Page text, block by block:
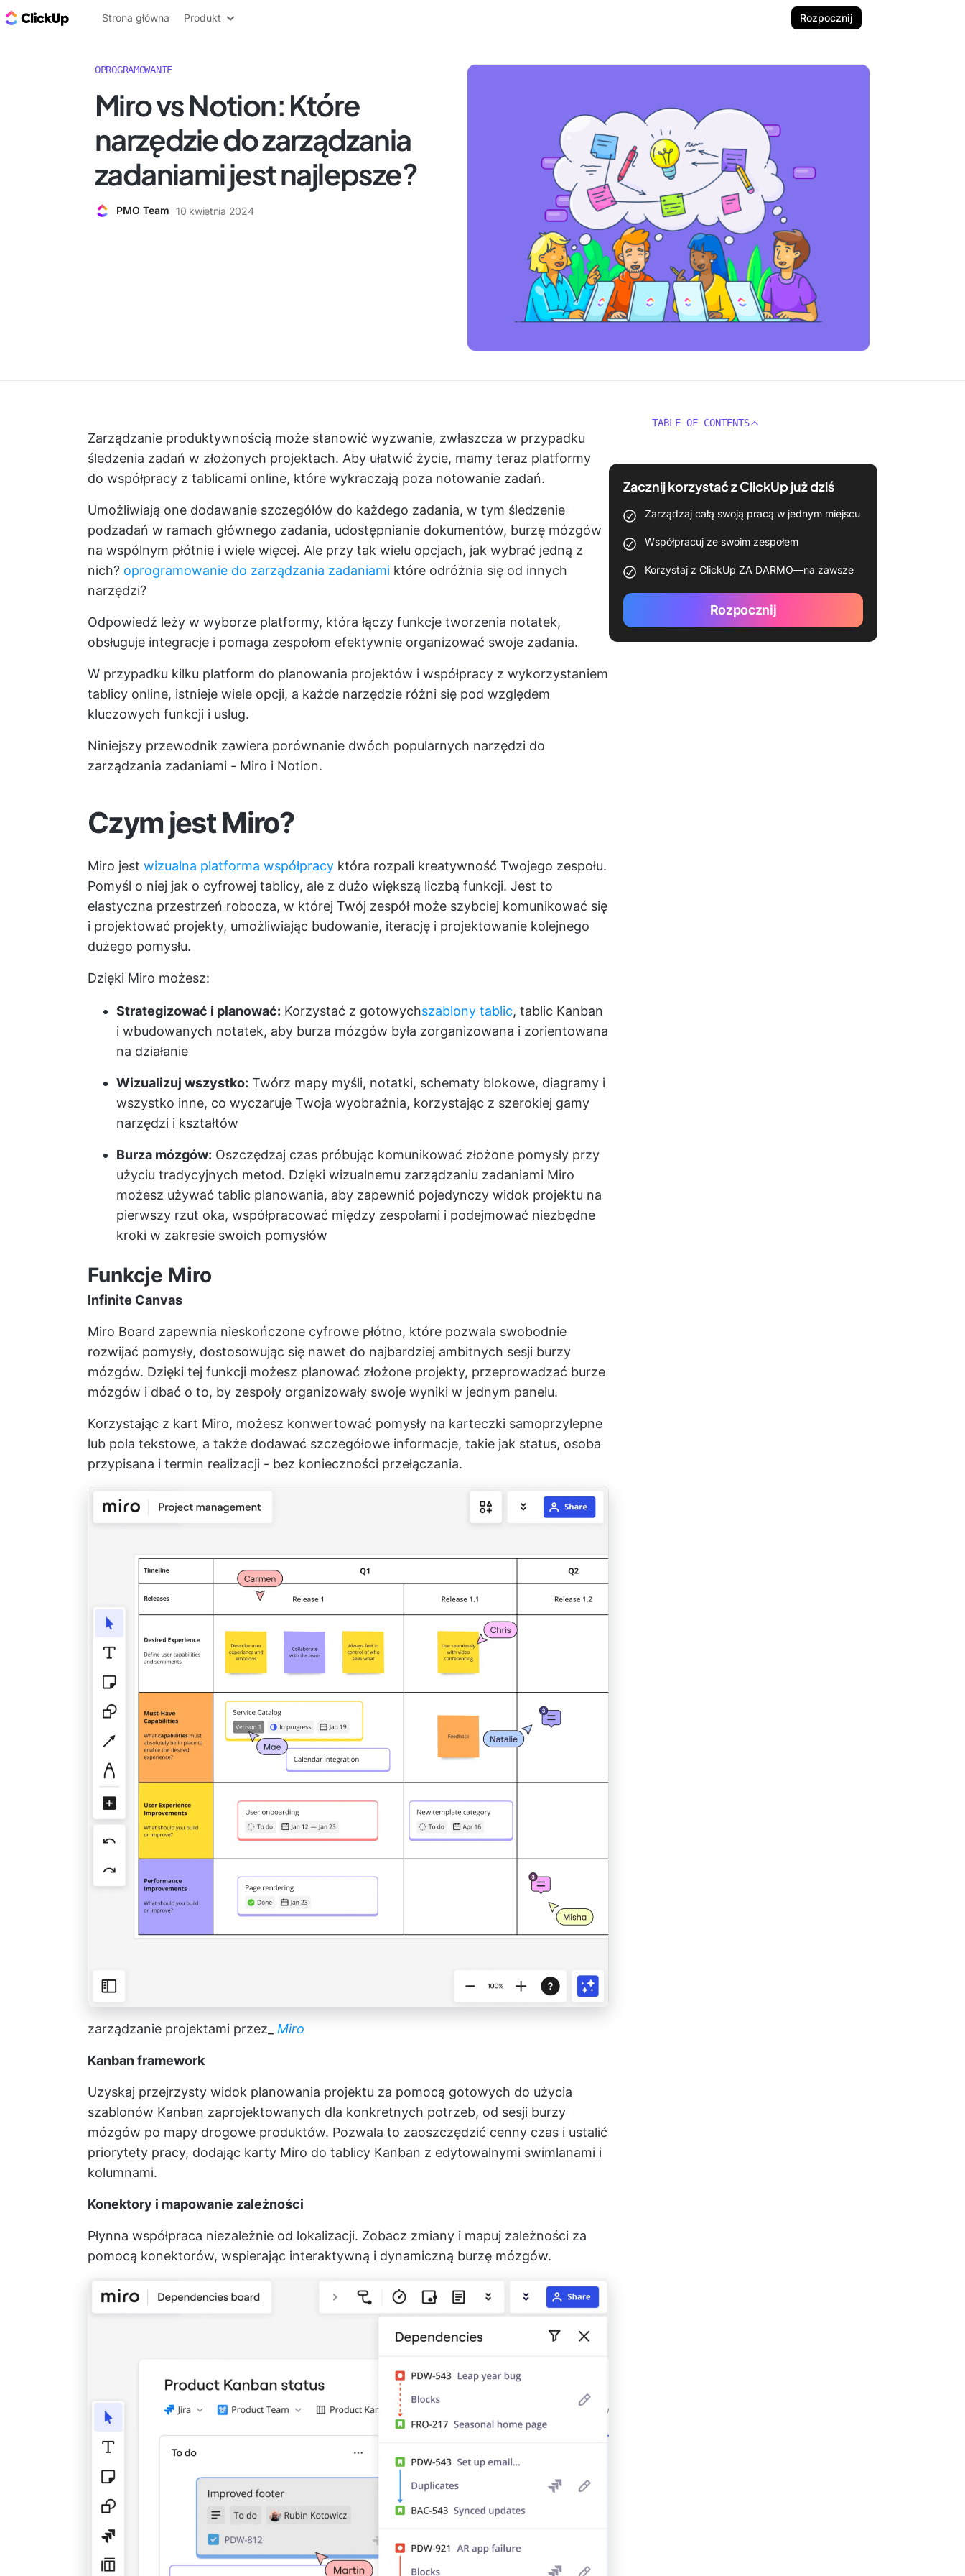
ClickUp Blog
Strona główna Produkt Rozpocznij
OPROGRAMOWANIE
Miro vs Notion: Które
narzędzie do zarządzania
zadaniami jest najlepsze?
PMO Team 10 kwietnia 2024
Zarządzanie produktywnością może stanowić wyzwanie, zwłaszcza w przypadku
śledzenia zadań w złożonych projektach. Aby ułatwić życie, mamy teraz platformy
do współpracy z tablicami online, które wykraczają poza notowanie zadań.
Umożliwiają one dodawanie szczegółów do każdego zadania, w tym śledzenie
podzadań w ramach głównego zadania, udostępnianie dokumentów, burzę mózgów
na wspólnym płótnie i wiele więcej. Ale przy tak wielu opcjach, jak wybrać jedną z
nich? oprogramowanie do zarządzania zadaniami które odróżnia się od innych
narzędzi?
Odpowiedź leży w wyborze platformy, która łączy funkcje tworzenia notatek,
obsługuje integracje i pomaga zespołom efektywnie organizować swoje zadania.
W przypadku kilku platform do planowania projektów i współpracy z wykorzystaniem
tablicy online, istnieje wiele opcji, a każde narzędzie różni się pod względem
kluczowych funkcji i usług.
Niniejszy przewodnik zawiera porównanie dwóch popularnych narzędzi do
zarządzania zadaniami - Miro i Notion.
Czym jest Miro?
Miro jest wizualna platforma współpracy która rozpali kreatywność Twojego zespołu.
Pomyśl o niej jak o cyfrowej tablicy, ale z dużo większą liczbą funkcji. Jest to
elastyczna przestrzeń robocza, w której Twój zespół może szybciej komunikować się
i projektować projekty, umożliwiając budowanie, iterację i projektowanie kolejnego
dużego pomysłu.
Dzięki Miro możesz:
Strategizować i planować: Korzystać z gotowychszablony tablic, tablic Kanban
i wbudowanych notatek, aby burza mózgów była zorganizowana i zorientowana
na działanie
Wizualizuj wszystko: Twórz mapy myśli, notatki, schematy blokowe, diagramy i
wszystko inne, co wyczaruje Twoja wyobraźnia, korzystając z szerokiej gamy
narzędzi i kształtów
Burza mózgów: Oszczędzaj czas próbując komunikować złożone pomysły przy
użyciu tradycyjnych metod. Dzięki wizualnemu zarządzaniu zadaniami Miro
możesz używać tablic planowania, aby zapewnić pojedynczy widok projektu na
pierwszy rzut oka, współpracować między zespołami i podejmować niezbędne
kroki w zakresie swoich pomysłów
Funkcje Miro
Infinite Canvas
Miro Board zapewnia nieskończone cyfrowe płótno, które pozwala swobodnie
rozwijać pomysły, dostosowując się nawet do najbardziej ambitnych sesji burzy
mózgów. Dzięki tej funkcji możesz planować złożone projekty, przeprowadzać burze
mózgów i dbać o to, by zespoły organizowały swoje wyniki w jednym panelu.
Korzystając z kart Miro, możesz konwertować pomysły na karteczki samoprzylepne
lub pola tekstowe, a także dodawać szczegółowe informacje, takie jak status, osoba
przypisana i termin realizacji - bez konieczności przełączania.
zarządzanie projektami przez_ Miro
Kanban framework
Uzyskaj przejrzysty widok planowania projektu za pomocą gotowych do użycia
szablonów Kanban zaprojektowanych dla konkretnych potrzeb, od sesji burzy
mózgów po mapy drogowe produktów. Pozwala to zaoszczędzić cenny czas i ustalić
priorytety pracy, dodając karty Miro do tablicy Kanban z edytowalnymi swimlanami i
kolumnami.
Konektory i mapowanie zależności
Płynna współpraca niezależnie od lokalizacji. Zobacz zmiany i mapuj zależności za
pomocą konektorów, wspierając interaktywną i dynamiczną burzę mózgów.
TABLE OF CONTENTS
Zacznij korzystać z ClickUp już dziś
Zarządzaj całą swoją pracą w jednym miejscu
Współpracuj ze swoim zespołem
Korzystaj z ClickUp ZA DARMO—na zawsze
Rozpocznij